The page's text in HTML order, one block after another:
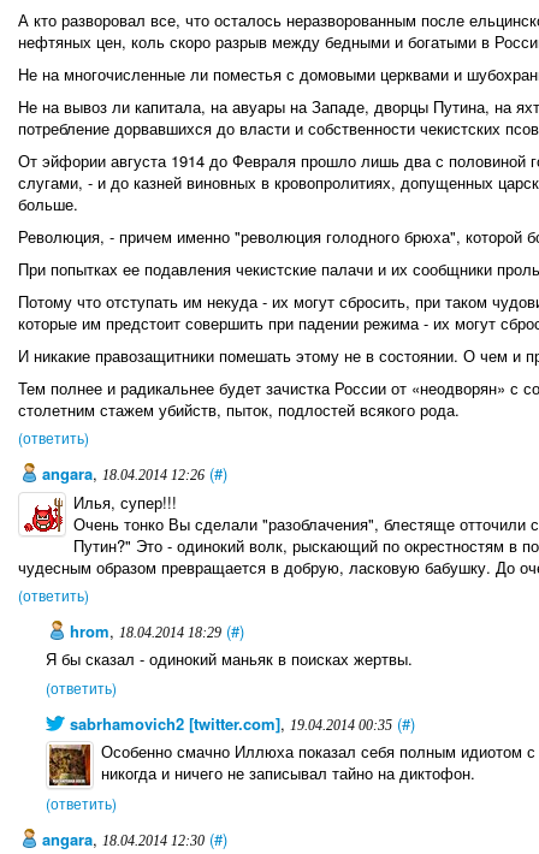
А кто разворовал все, что осталось неразворованным после
нефтяных цен, коль скоро разрыв между бедными и богатыми в
Не на многочисленные ли поместья с домовыми церквами и
Не на вывоз ли капитала, на авуары на Западе, дворцы Путина, на
потребление дорвавшихся до власти и собственности чекистских
От эйфории августа 1914 до Февраля прошло лишь два с половиной
слугами, - и до казней виновных в кровопролитиях, допущенных
больше.
Революция, - причем именно "революция голодного брюха", которой
При попытках ее подавления чекистские палачи и их сообщники
Потому что отступать им некуда - их могут сбросить, при таком
которые им предстоит совершить при падении режима - их могут
И никакие правозащитники помешать этому не в состоянии. О чем и
Тем полнее и радикальнее будет зачистка России от «неодворян» с
столетним стажем убийств, пыток, подлостей всякого рода.
(ответить)
angara, 18.04.2014 12:26 (#)
Илья, супер!!!
Очень тонко Вы сделали "разоблачения", блестяще отточили
Путин?" Это - одинокий волк, рыскающий по окрестностям в
чудесным образом превращается в добрую, ласковую бабушку. До
(ответить)
hrom, 18.04.2014 18:29 (#)
Я бы сказал - одинокий маньяк в поисках жертвы.
(ответить)
sabrhamovich2 [twitter.com], 19.04.2014 00:35 (#)
Особенно смачно Иллюха показал себя полным идиотом
никогда и ничего не записывал тайно на диктофон.
(ответить)
angara, 18.04.2014 12:30 (#)